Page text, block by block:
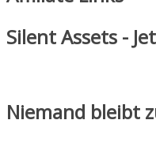
Silent Assets -
Niemand bleibt